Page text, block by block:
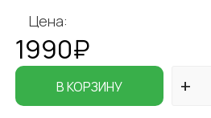
Цена:
1990₽
В КОРЗИНУ